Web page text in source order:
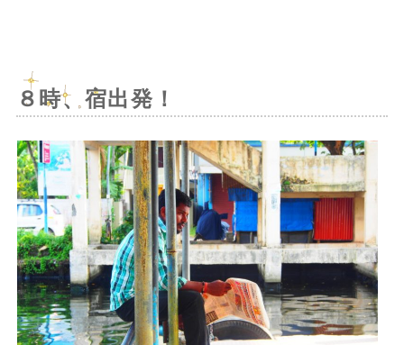
８時、宿出発！